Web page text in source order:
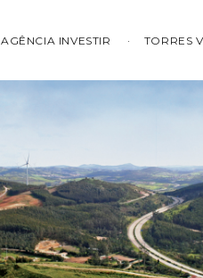
AGÊNCIA INVESTIR TORRES